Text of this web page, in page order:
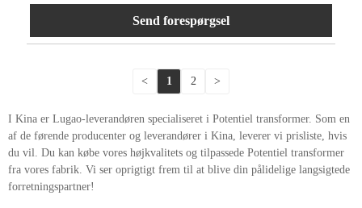
Send forespørgsel
< 1 2 >
I Kina er Lugao-leverandøren specialiseret i Potentiel transformer. Som en
af ​​de førende producenter og leverandører i Kina, leverer vi prisliste, hvis
du vil. Du kan købe vores højkvalitets og tilpassede Potentiel transformer
fra vores fabrik. Vi ser oprigtigt frem til at blive din pålidelige langsigtede
forretningspartner!